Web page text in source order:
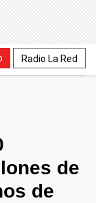
Radio La Red
de
de